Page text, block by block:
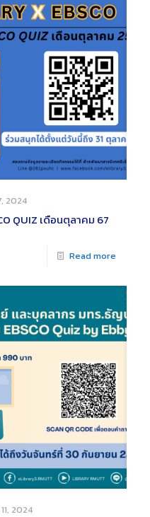
2024
QUIZ เดือนตุลาคม 67
Read more
2024